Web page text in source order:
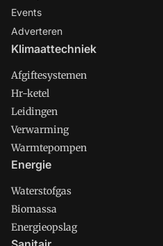
Events
Adverteren
Klimaattechniek
Afgiftesystemen
Hr-ketel
Leidingen
Verwarming
Warmtepompen
Energie
Waterstofgas
Biomassa
Energieopslag